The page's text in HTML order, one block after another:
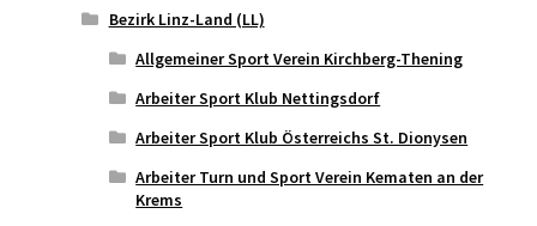
Bezirk Linz-Land (LL)
Allgemeiner Sport Verein Kirchberg-Thening
Arbeiter Sport Klub Nettingsdorf
Arbeiter Sport Klub Österreichs St. Dionysen
Arbeiter Turn und Sport Verein Kematen an der
Krems